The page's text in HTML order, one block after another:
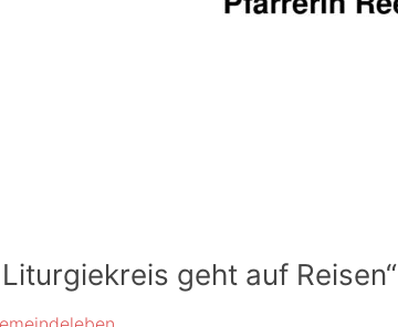
geht auf Reisen“